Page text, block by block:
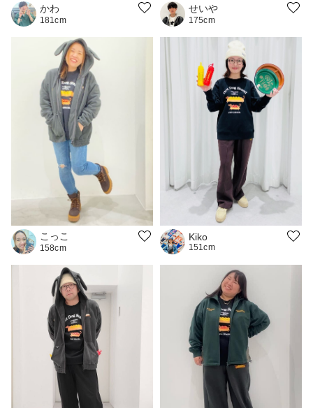
かわ
181cm
せいや
175cm
こっこ
158cm
Kiko
151cm